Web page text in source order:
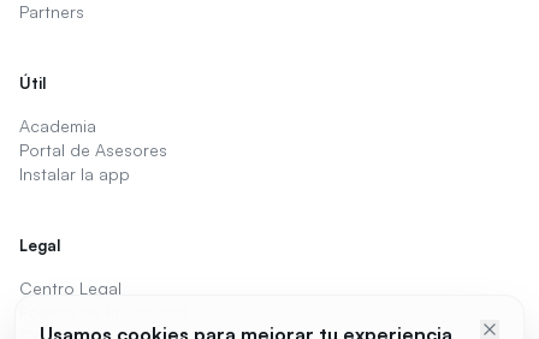
Usamos cookies para mejorar tu experiencia
Partners
Útil
Academia
Portal de Asesores
Instalar la app
Legal
Centro Legal